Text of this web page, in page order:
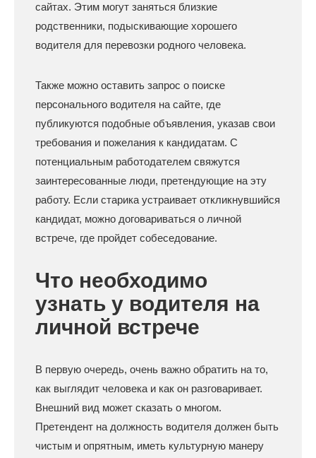
сайтах. Этим могут заняться близкие
родственники, подыскивающие хорошего
водителя для перевозки родного человека.
Также можно оставить запрос о поиске
персонального водителя на сайте, где
публикуются подобные объявления, указав свои
требования и пожелания к кандидатам. С
потенциальным работодателем свяжутся
заинтересованные люди, претендующие на эту
работу. Если старика устраивает откликнувшийся
кандидат, можно договариваться о личной
встрече, где пройдет собеседование.
Что необходимо
узнать у водителя на
личной встрече
В первую очередь, очень важно обратить на то,
как выглядит человека и как он разговаривает.
Внешний вид может сказать о многом.
Претендент на должность водителя должен быть
чистым и опрятным, иметь культурную манеру